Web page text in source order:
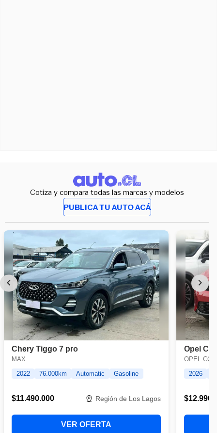
Cotiza y compara todas las marcas y modelos
PUBLICA TU AUTO ACÁ